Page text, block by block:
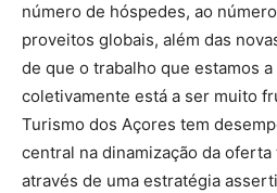
número de hóspedes, ao
proveitos globais, além das
de que o trabalho que estamos
coletivamente está a ser muito
Turismo dos Açores tem
central na dinamização da
através de uma estratégia